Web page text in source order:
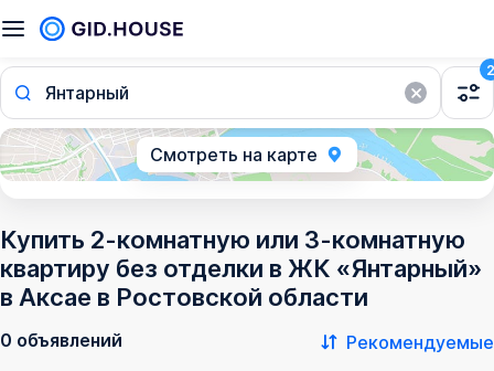
Янтарный
2
Смотреть на карте
Купить 2-комнатную или 3-комнатную
квартиру без отделки в ЖК «Янтарный»
в Аксае в Ростовской области
0 объявлений Рекомендуемые